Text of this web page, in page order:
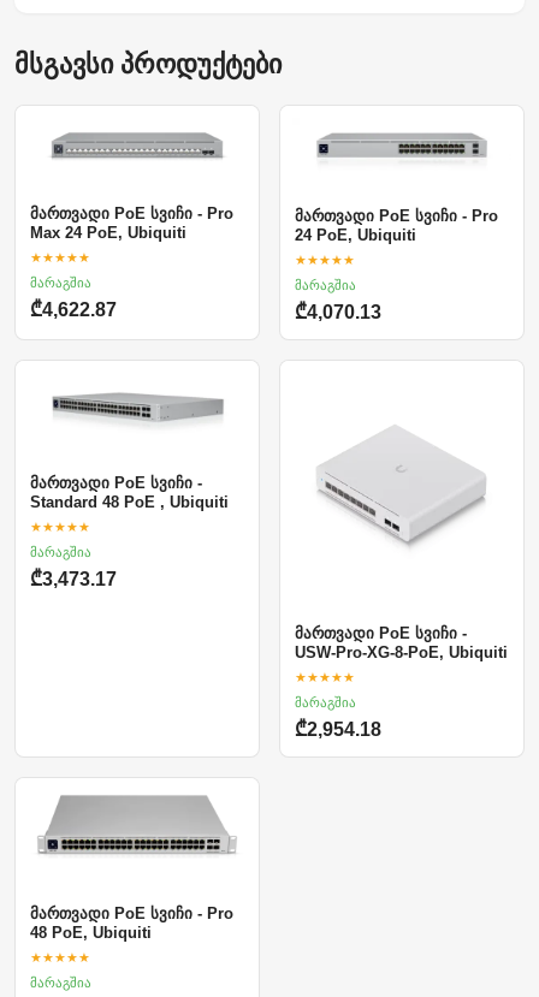
მსგავსი პროდუქტები
მართვადი PoE სვიჩი - Pro
Max 24 PoE, Ubiquiti
★★★★★
მარაგშია
₾4,622.87
მართვადი PoE სვიჩი - Pro
24 PoE, Ubiquiti
★★★★★
მარაგშია
₾4,070.13
მართვადი PoE სვიჩი -
Standard 48 PoE , Ubiquiti
★★★★★
მარაგშია
₾3,473.17
მართვადი PoE სვიჩი -
USW-Pro-XG-8-PoE, Ubiquiti
★★★★★
მარაგშია
₾2,954.18
მართვადი PoE სვიჩი - Pro
48 PoE, Ubiquiti
★★★★★
მარაგშია